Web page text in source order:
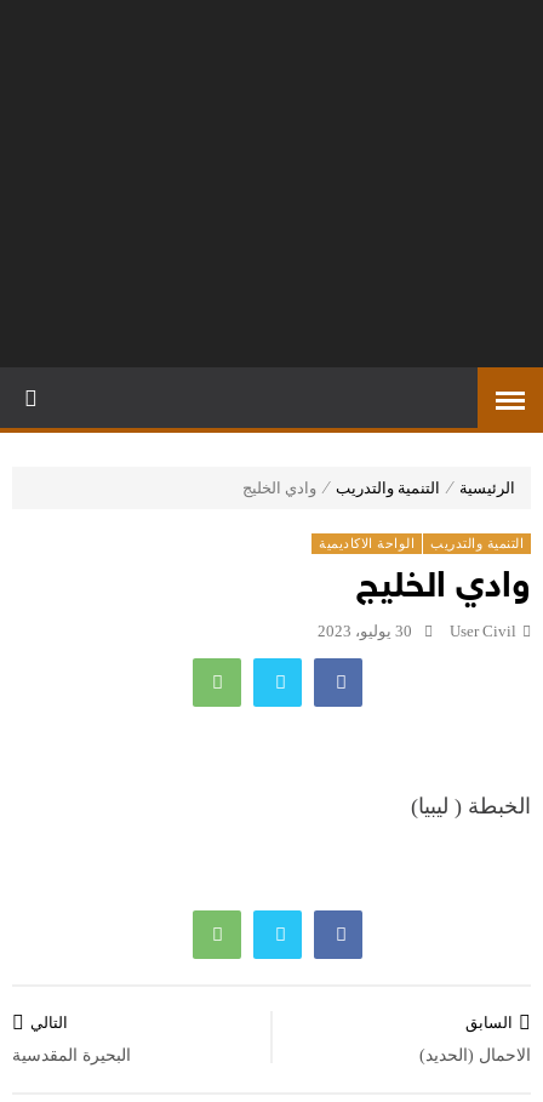
الرئيسية ⁄ التنمية والتدريب ⁄ وادي الخليج
التنمية والتدريب الواحة الاكاديمية
وادي الخليج
User Civil 30 يوليو، 2023
الخبطة ( ليبيا)
المقالات
السابق
الاحمال (الحديد)
التالي
البحيرة المقدسية